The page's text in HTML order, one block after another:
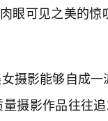
眼可见之美的
摄影能够自成
摄影作品往往